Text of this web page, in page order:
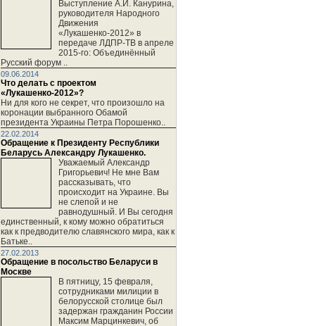
Выступление А.И. Канурина,
руководителя Народного
Движения
«Лукашенко-2012» в
передаче ЛДПР-ТВ в апреле
2015-го: Объединённый
Русский форум ..
09.06.2014
Что делать с проектом
«Лукашенко-2012»?
Ни для кого не секрет, что произошло на
коронации выбранного Обамой
президента Украины Петра Порошенко..
22.02.2014
Обращение к Президенту Республики
Беларусь Александру Лукашенко.
Уважаемый Александр
Григорьевич! Не мне Вам
рассказывать, что
происходит на Украине. Вы
не слепой и не
равнодушный. И Вы сегодня
единственный, к кому можно обратиться
как к предводителю славянского мира, как к
Батьке..
27.02.2013
Обращение в посольство Беларуси в
Москве
В пятницу, 15 февраля,
сотрудниками милиции в
белорусской столице был
задержан гражданин России
Максим Марцинкевич, об